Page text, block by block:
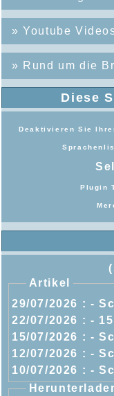
»Youtube
» Rund um die
Diese
Deaktivieren Sie
Plugin
Artikel
29/07/2026 : -
22/07/2026 :
15/07/2026 : -
12/07/2026 : -
10/07/2026 : -